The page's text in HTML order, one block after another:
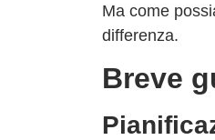
Ma come
differenza.
Breve